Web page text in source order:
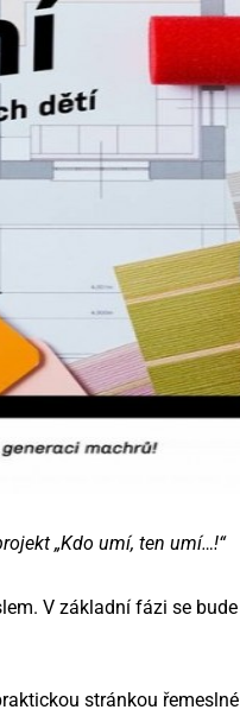
„Kdo umí, ten umí…!“
V základní fázi se bude
stránkou řemeslné